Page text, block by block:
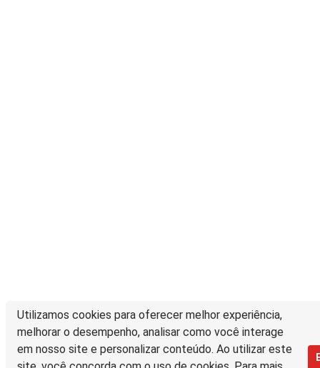
Utilizamos cookies para oferecer melhor experiência,
melhorar o desempenho, analisar como você interage
em nosso site e personalizar conteúdo. Ao utilizar este